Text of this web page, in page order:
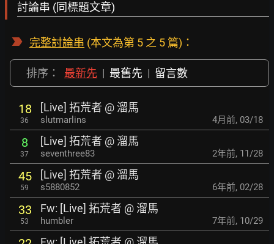
討論串 (同標題文章)
完整討論串 (本文為第 5 之 5 篇)：
排序： 最新先 | 最舊先 | 留言數
18
36
[Live] 拓荒者 @ 溜馬
slutmarlins 4月前, 03/18
8
37
[Live] 拓荒者 @ 溜馬
seventhree83 2年前, 11/28
45
59
[Live] 拓荒者 @ 溜馬
s5880852 6年前, 02/28
33
53
Fw: [Live] 拓荒者 @ 溜馬
humbler 7年前, 10/29